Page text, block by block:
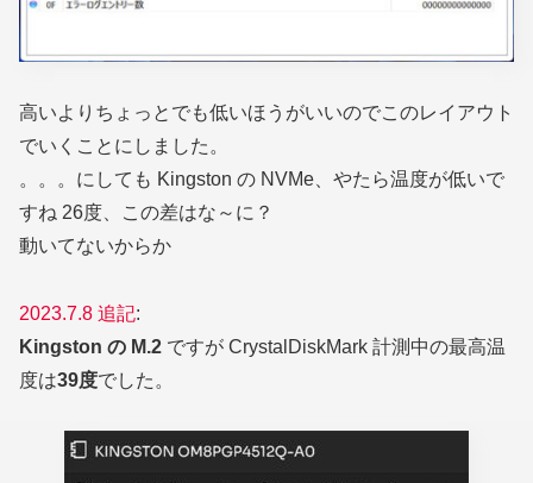
高いよりちょっとでも低いほうがいいのでこのレイアウト
でいくことにしました。
。。。にしても Kingston の NVMe、やたら温度が低いで
すね 26度、この差はな～に？
動いてないからか
2023.7.8 追記:
Kingston の M.2 ですが CrystalDiskMark 計測中の最高温
度は39度でした。